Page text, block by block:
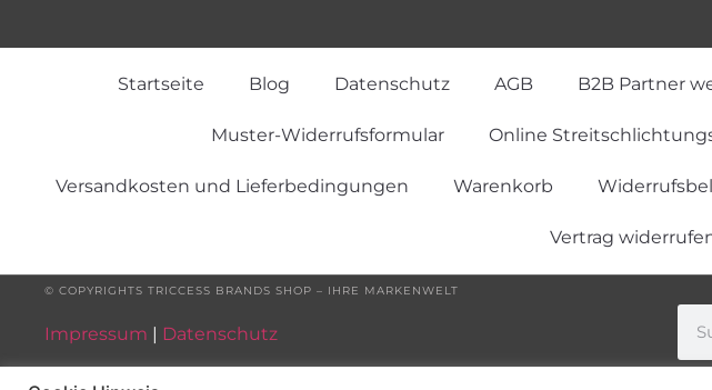
Startseite Blog Datenschutz AGB B2B Partner
Muster-Widerrufsformular Online
Versandkosten und Lieferbedingungen Warenkorb
Vertrag
© COPYRIGHTS TRICCESS BRANDS SHOP – IHRE MARKENWELT
Impressum Datenschutz